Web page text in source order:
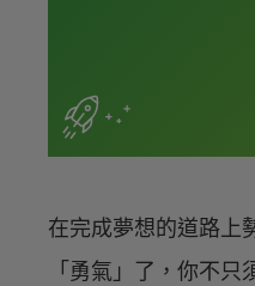
在完成夢想的道路上
「勇氣」了，你不